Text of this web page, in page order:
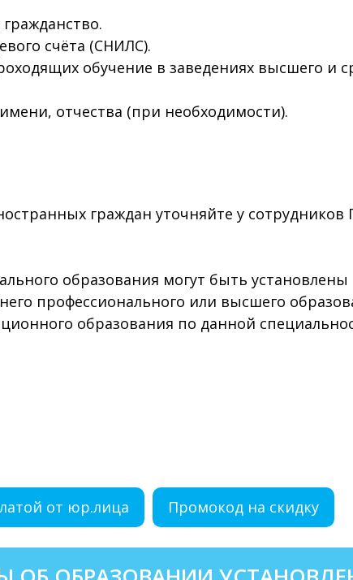
счёта (СНИЛС).
обучение в заведениях высшего и
отчества (при необходимости).
граждан уточняйте у
образования могут быть
профессионального или высшего
образования по данной
от юр.лица Промокод на скидку